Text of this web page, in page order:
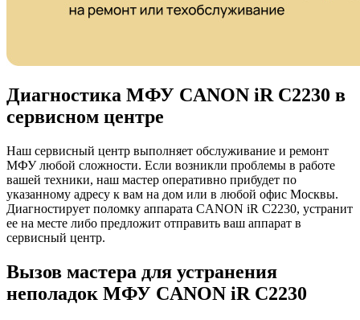
Диагностика МФУ CANON iR C2230 в
сервисном центре
Наш сервисный центр выполняет обслуживание и ремонт
МФУ любой сложности. Если возникли проблемы в работе
вашей техники, наш мастер оперативно прибудет по
указанному адресу к вам на дом или в любой офис Москвы.
Диагностирует поломку аппарата CANON iR C2230, устранит
ее на месте либо предложит отправить ваш аппарат в
сервисный центр.
Вызов мастера для устранения
неполадок МФУ CANON iR C2230